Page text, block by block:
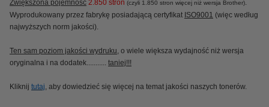
Zwiększona pojemność 2.850 stron (czyli 1.850 stron więcej niż wersja Brother).
Wyprodukowany przez fabrykę posiadającą certyfikat ISO9001 (więc według
najwyższych norm jakości).
Ten sam poziom jakości wydruku, o wiele większa wydajność niż wersja
oryginalna i na dodatek........... taniej!!!
Kliknij tutaj, aby dowiedzieć się więcej na temat jakości naszych tonerów.